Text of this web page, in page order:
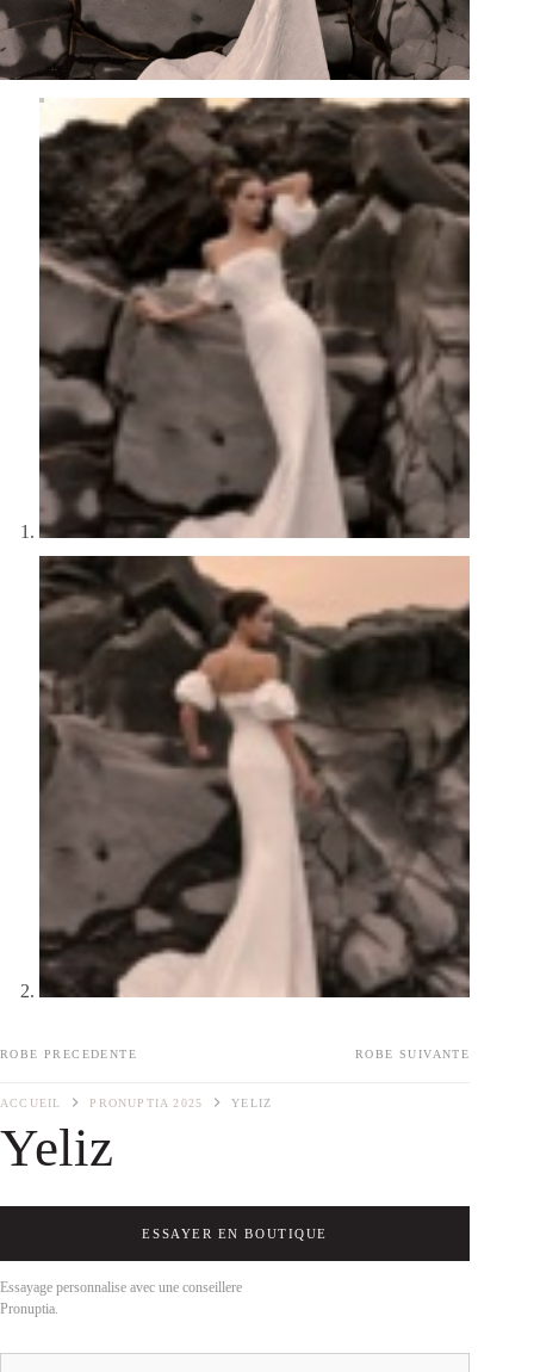
ROBE PRECEDENTE ROBE SUIVANTE
ACCUEIL PRONUPTIA 2025 YELIZ
Yeliz
ESSAYER EN BOUTIQUE
Essayage personnalise avec une conseillere
Pronuptia.